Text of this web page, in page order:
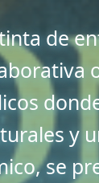
de
y
se